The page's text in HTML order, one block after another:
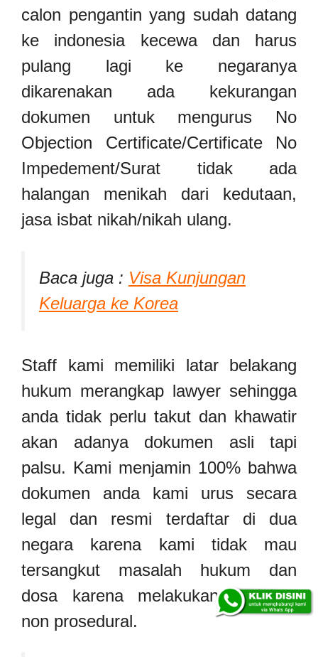
calon pengantin yang sudah datang
ke indonesia kecewa dan harus
pulang lagi ke negaranya
dikarenakan ada kekurangan
dokumen untuk mengurus No
Objection Certificate/Certificate No
Impedement/Surat tidak ada
halangan menikah dari kedutaan,
jasa isbat nikah/nikah ulang.
Baca juga : Visa Kunjungan
Keluarga ke Korea
Staff kami memiliki latar belakang
hukum merangkap lawyer sehingga
anda tidak perlu takut dan khawatir
akan adanya dokumen asli tapi
palsu. Kami menjamin 100% bahwa
dokumen anda kami urus secara
legal dan resmi terdaftar di dua
negara karena kami tidak mau
tersangkut masalah hukum dan
dosa karena melakukan tindakan
non prosedural.